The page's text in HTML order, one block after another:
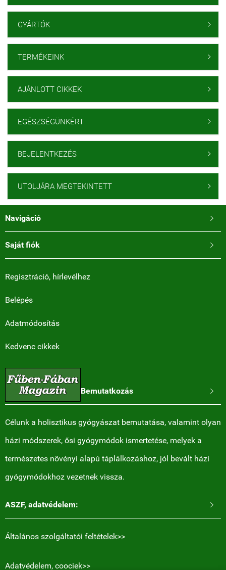
GYÁRTÓK 
TERMÉKEINK 
AJÁNLOTT CIKKEK 
EGÉSZSÉGÜNKÉRT 
BEJELENTKEZÉS 
UTOLJÁRA MEGTEKINTETT 
Navigáció 
Saját fiók 
Regisztráció, hírlevélhez
Belépés
Adatmódosítás
Kedvenc cikkek
Bemutatkozás 
Célunk a holisztikus gyógyászat bemutatása, valamint olyan
házi módszerek, ősi gyógymódok ismertetése, melyek a
természetes növényi alapú táplálkozáshoz, jól bevált házi
gyógymódokhoz vezetnek vissza.
ASZF, adatvédelem: 
Általános szolgáltatói feltételek>>
Adatvédelem, coociek>>